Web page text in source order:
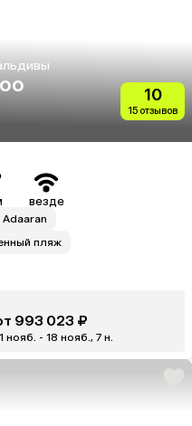
10
15 отзывов
везде
Adaaran
пляж
993 023 ₽
нояб. - 18 нояб., 7 н.